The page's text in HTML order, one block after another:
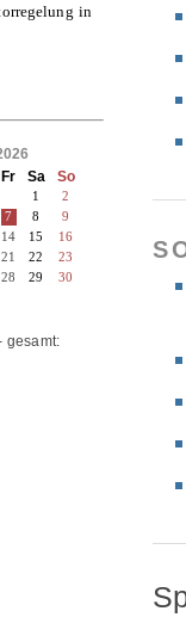
in
Fr Sa So
1
2
7 8
9
14 15
16
21 22
23
28 29
30
gesamt: